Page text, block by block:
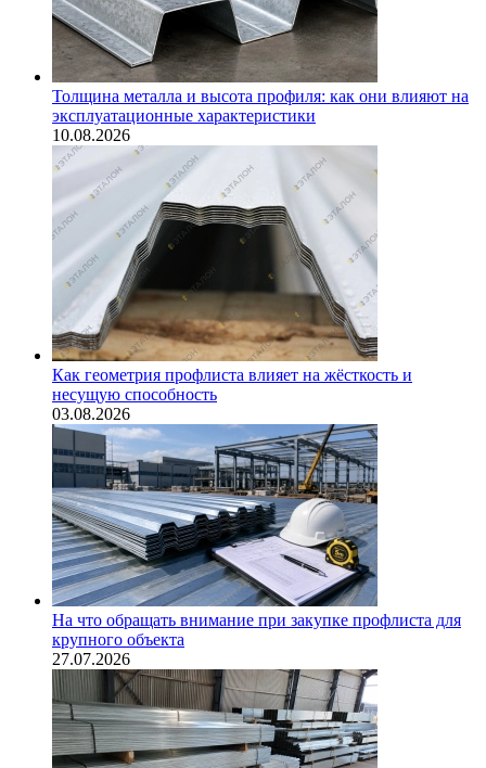
Толщина металла и высота профиля: как они влияют на
эксплуатационные характеристики
10.08.2026
Как геометрия профлиста влияет на жёсткость и
несущую способность
03.08.2026
На что обращать внимание при закупке профлиста для
крупного объекта
27.07.2026